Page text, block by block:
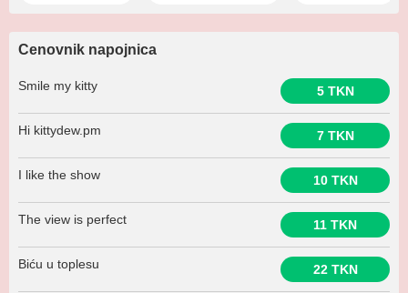
Cenovnik napojnica
Smile my kitty 5 TKN
Hi kittydew.pm 7 TKN
I like the show 10 TKN
The view is perfect 11 TKN
Biću u toplesu 22 TKN